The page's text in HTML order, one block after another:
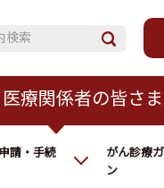
検索
療関係者の皆さま
請・手続
がん診療
ン